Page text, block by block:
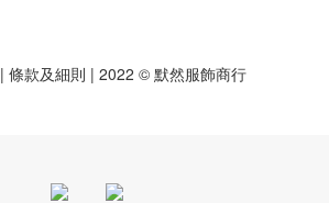
| 條款及細則 | 2022 © 默然服飾商行